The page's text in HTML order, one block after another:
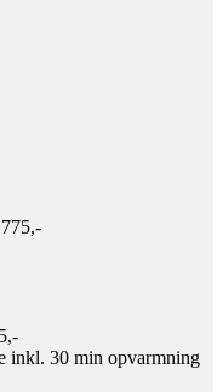
inkl. 30 min opvarmning